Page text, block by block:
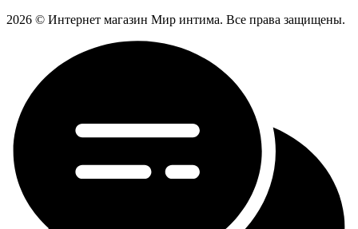
2026 © Интернет магазин Мир интима. Все права защищены.